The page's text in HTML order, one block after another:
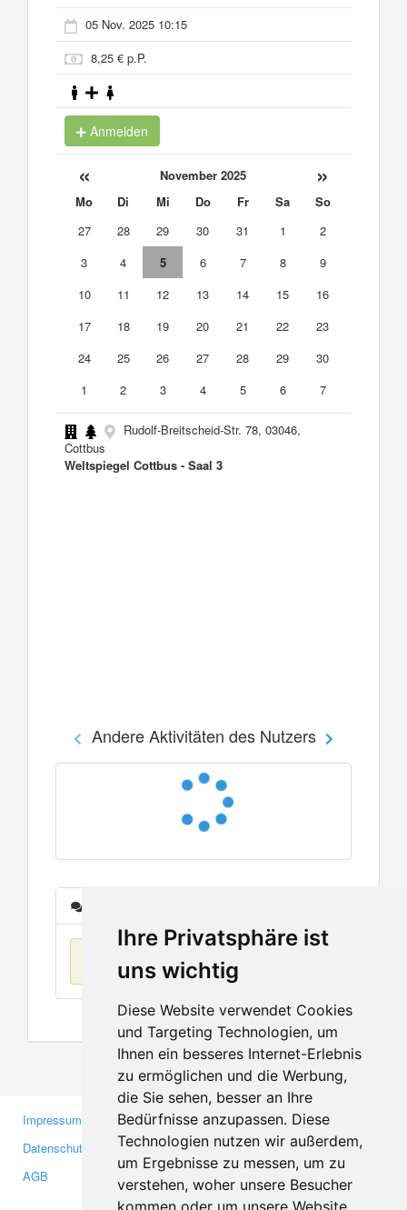
Ihre Privatsphäre ist
uns wichtig
Diese Website verwendet Cookies
und Targeting Technologien, um
Ihnen ein besseres Internet-Erlebnis
zu ermöglichen und die Werbung,
die Sie sehen, besser an Ihre
Bedürfnisse anzupassen. Diese
Technologien nutzen wir außerdem,
um Ergebnisse zu messen, um zu
verstehen, woher unsere Besucher
kommen oder um unsere Website
05 Nov. 2025 10:15
8,25 € p.P.
Anmelden
« November 2025 »
Mo Di Mi Do Fr Sa
So
27
28 29 30 31 1
2
3
4 5 6 7 8
9
10
11 12 13 14 15
16
17
18 19 20 21 22
23
24
25 26 27 28 29
30
1
2 3 4 5 6 7
Rudolf-Breitscheid-Str. 78, 03046,
Cottbus
Weltspiegel Cottbus - Saal 3
Andere Aktivitäten des Nutzers
Keine Einträge
Impressum
Datenschutzerklärung
AGB
Gewerbetreibende
Investoren
Medien